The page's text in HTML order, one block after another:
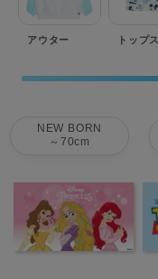
アウター トップス
NEW BORN
～70cm